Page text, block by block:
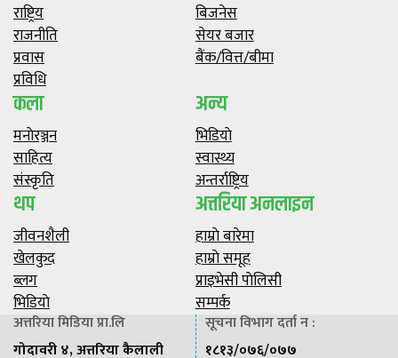
राष्ट्रिय
राजनीति
प्रवास
प्रविधि
बिजनेस
सेयर बजार
बैंक/वित्त/बीमा
कला
मनाेरञ्जन
साहित्य
संस्कृति
अन्य
भिडियाे
स्वास्थ्य
अन्तर्राष्ट्रिय
थप
जीवनशैली
खेलकुद
ब्लग
भिडियाे
अत्तरिया अनलाइन
हाम्राे बारेमा
हाम्राे समूह
प्राइभेसी पाेलिसी
सम्पर्क
अत्तरिया मिडिया प्रा.लि
गोदावरी ४, अत्तरिया कैलाली
सूचना विभाग दर्ता न :
१८१३/०७६/०७७